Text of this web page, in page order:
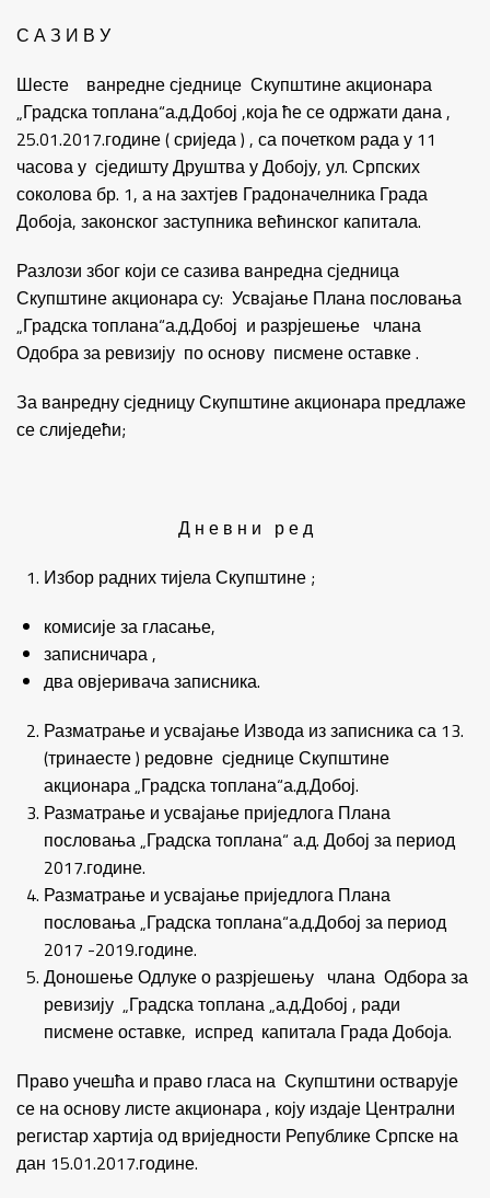
С А З И В У
Шесте ванредне сједнице Скупштине акционара
„Градска топлана“а.д.Добој ,која ће се одржати дана ,
25.01.2017.године ( сриједа ) , са почетком рада у 11
часова у сједишту Друштва у Добоју, ул. Српских
соколова бр. 1, а на захтјев Градоначелника Града
Добоја, законског заступника већинског капитала.
Разлози због који се сазива ванредна сједница
Скупштине акционара су: Усвајање Плана пословања
„Градска топлана“а.д.Добој и разрјешење члана
Одобра за ревизију по основу писмене оставке .
За ванредну сједницу Скупштине акционара предлаже
се слиједећи;
Д н е в н и р е д
Избор радних тијела Скупштине ;
комисије за гласање,
записничара ,
два овјеривача записника.
Разматрање и усвајање Извода из записника са 13.
(тринаесте ) редовне сједнице Скупштине
акционара „Градска топлана“а.д.Добој.
Разматрање и усвајање приједлога Плана
пословања „Градска топлана“ а.д. Добој за период
2017.године.
Разматрање и усвајање приједлога Плана
пословања „Градска топлана“а.д.Добој за период
2017 -2019.године.
Доношење Одлуке о разрјешењу члана Одбора за
ревизију „Градска топлана „а.д.Добој , ради
писмене оставке, испред капитала Града Добоја.
Право учешћа и право гласа на Скупштини остварује
се на основу листе акционара , коју издаје Централни
регистар хартија од вриједности Републике Српске на
дан 15.01.2017.године.